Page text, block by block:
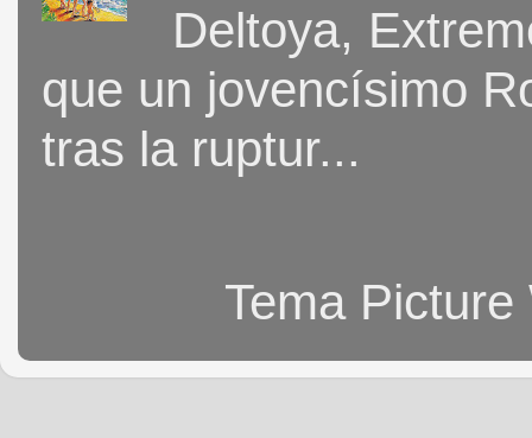
Deltoya,
que un jovencísimo
tras la ruptur...
Tema